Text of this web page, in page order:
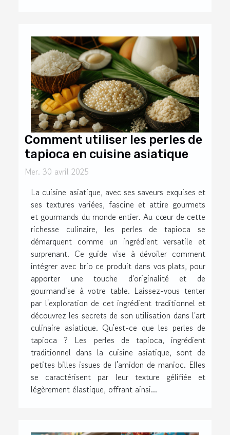
Comment utiliser les perles de
tapioca en cuisine asiatique
Mer. 30 avril 2025
La cuisine asiatique, avec ses saveurs exquises et
ses textures variées, fascine et attire gourmets
et gourmands du monde entier. Au cœur de cette
richesse culinaire, les perles de tapioca se
démarquent comme un ingrédient versatile et
surprenant. Ce guide vise à dévoiler comment
intégrer avec brio ce produit dans vos plats, pour
apporter une touche d'originalité et de
gourmandise à votre table. Laissez-vous tenter
par l'exploration de cet ingrédient traditionnel et
découvrez les secrets de son utilisation dans l'art
culinaire asiatique. Qu'est-ce que les perles de
tapioca ? Les perles de tapioca, ingrédient
traditionnel dans la cuisine asiatique, sont de
petites billes issues de l'amidon de manioc. Elles
se caractérisent par leur texture gélifiée et
légèrement élastique, offrant ainsi...